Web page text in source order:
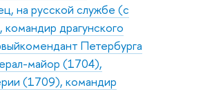
на русской службе (с
драгунского
Петербурга
майор (1704),
(1709), командир